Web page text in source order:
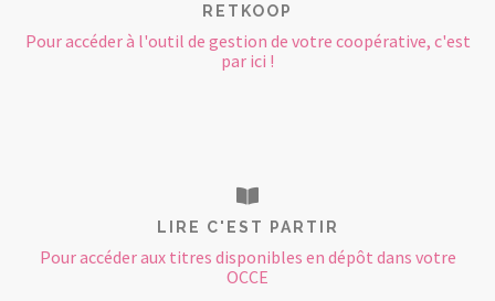
RETKOOP
Pour accéder à l'outil de gestion de votre coopérative, c'est
par ici !
LIRE C'EST PARTIR
Pour accéder aux titres disponibles en dépôt dans votre
OCCE